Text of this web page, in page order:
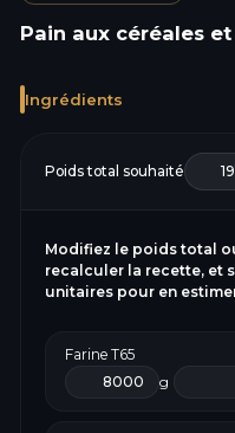
Pain aux céréales
Ingrédients
Poids total souhaité
Modifiez le poids total
recalculer la recette, et
unitaires pour en
Farine T65
g